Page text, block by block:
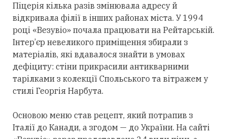
Піцерія кілька разів змінювала адресу й
відкривала філії в інших районах міста. У 1994
році «Везувіо» почала працювати на Рейтарській.
Інтер’єр невеликого приміщення збирали з
матеріалів, які вдавалося знайти в умовах
дефіциту: стіни прикрасили антикварними
тарілками з колекції Спольського та вітражем у
стилі Георгія Нарбута.
Основою меню став рецепт, який потрапив з
Італії до Канади, а згодом — до України. На сайті